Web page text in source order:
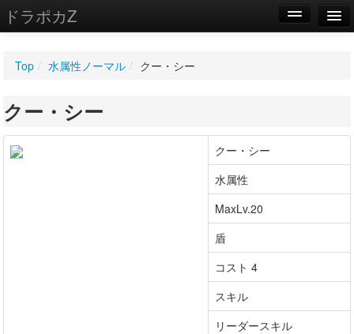
ドラポカZ
WIKI
設定
Top / 水属性ノーマル / クー・シー
クー・シー
クー・シー
水属性
MaxLv.20
盾
コスト 4
スキル
リーダースキル